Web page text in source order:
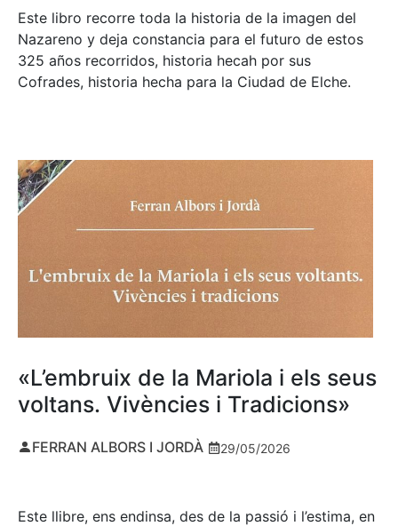
Este libro recorre toda la historia de la imagen del
Nazareno y deja constancia para el futuro de estos
325 años recorridos, historia hecah por sus
Cofrades, historia hecha para la Ciudad de Elche.
«L’embruix de la Mariola i els seus
voltans. Vivències i Tradicions»
FERRAN ALBORS I JORDÀ 29/05/2026
Este llibre, ens endinsa, des de la passió i l’estima, en